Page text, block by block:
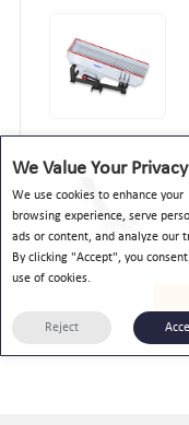
We Value Your Privacy
We use cookies to enhance your
browsing experience, serve
ads or content, and analyze our
By clicking "Accept", you
use of cookies.
Reject